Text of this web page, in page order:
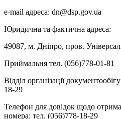
e-mail адреса: dn@dsp.gov.ua
Юридична та фактична адреса:
49087, м. Дніпро, пров.
Приймальня тел. (056)778-01-81
Відділ організації
18-29
Телефон для довідок щодо
номера: тел. (056)778-18-29